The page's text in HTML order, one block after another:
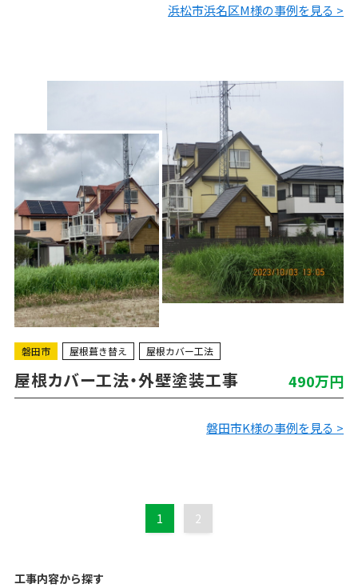
浜松市浜名区M様の事例を見る >
磐田市 屋根葺き替え 屋根カバー工法
屋根カバー工法・外壁塗装工事 490万円
磐田市K様の事例を見る >
1 2
工事内容から探す